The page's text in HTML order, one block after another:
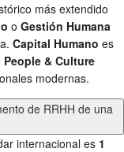
más extendido
o Gestión Humana
Capital Humano es
People & Culture
modernas.
de RRHH de una
internacional es 1